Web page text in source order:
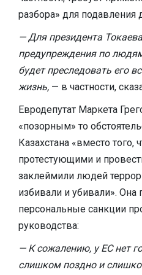
разбора» для подавления
— Для президента
предупреждения по
будет преследовать его
жизнь, — в частности,
Евродепутат Маркета
«позорным» то
Казахстана «вместо того,
протестующими и
заклеймили людей
избивали и убивали». Она
персональные санкции
руководства:
— К сожалению, у ЕС нет
слишком поздно и